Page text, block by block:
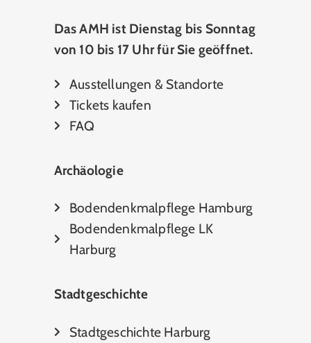
Das AMH ist Dienstag bis Sonntag
von 10 bis 17 Uhr für Sie geöffnet.
Ausstellungen & Standorte
Tickets kaufen
FAQ
Archäologie
Bodendenkmalpflege Hamburg
Bodendenkmalpflege LK
Harburg
Stadtgeschichte
Stadtgeschichte Harburg